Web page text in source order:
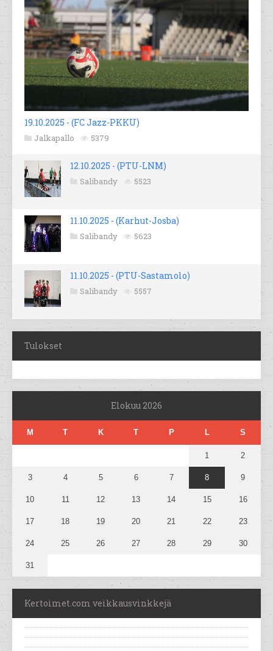
19.10.2025 - (FC Jazz-PKKU)
Jalkapallo 5379
12.10.2025 - (PTU-LNM)
Salibandy 5523
11.10.2025 - (Karhut-Josba)
Salibandy 5623
11.10.2025 - (PTU-Sastamolo)
Salibandy 5557
Tulokset
Elokuu 2026
M T K T P L S
1 2
3 4 5 6 7 8 9
10 11 12 13 14 15 16
17 18 19 20 21 22 23
24 25 26 27 28 29 30
31
Kertoimet.com veikkausvinkkejä